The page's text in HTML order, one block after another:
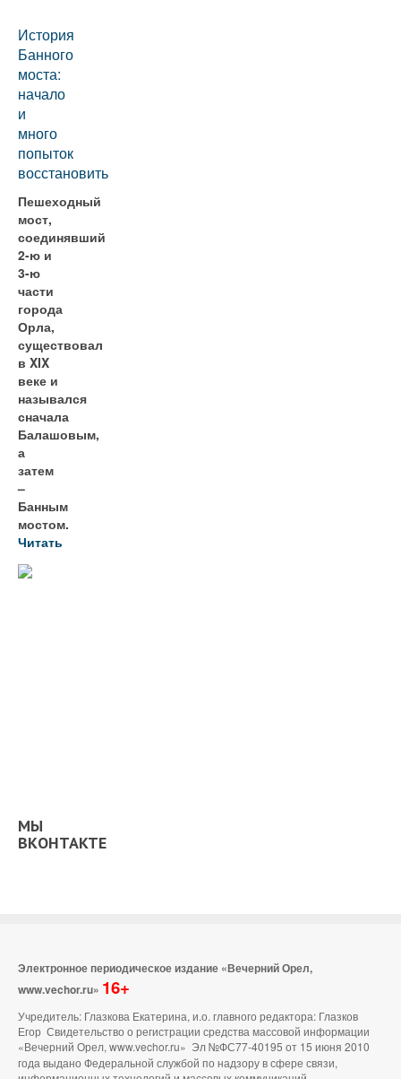
История
Банного
моста:
начало
и
много
попыток
восстановить
Пешеходный
мост,
соединявший
2-ю и
3-ю
части
города
Орла,
существовал
в XIX
веке и
назывался
сначала
Балашовым,
а
затем
–
Банным
мостом.
Читать
МЫ
ВКОНТАКТЕ
Электронное периодическое издание «Вечерний Орел,
www.vechor.ru» 16+
Учредитель: Глазкова Екатерина, и.о. главного редактора: Глазков
Егор Свидетельство о регистрации средства массовой информации
«Вечерний Орел, www.vechor.ru» Эл №ФС77-40195 от 15 июня 2010
года выдано Федеральной службой по надзору в сфере связи,